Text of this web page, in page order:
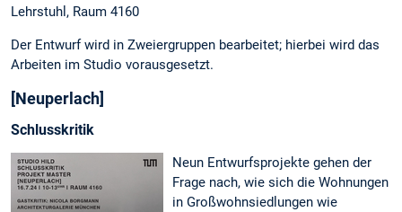
Lehrstuhl, Raum 4160
Der Entwurf wird in Zweiergruppen bearbeitet; hierbei wird das
Arbeiten im Studio vorausgesetzt.
[Neuperlach]
Schlusskritik
Neun Entwurfsprojekte gehen der
Frage nach, wie sich die Wohnungen
in Großwohnsiedlungen wie